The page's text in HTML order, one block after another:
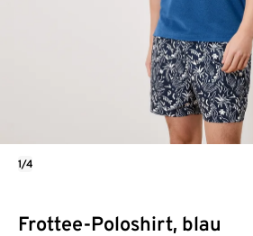
Frottee-Poloshirt, blau
1/4